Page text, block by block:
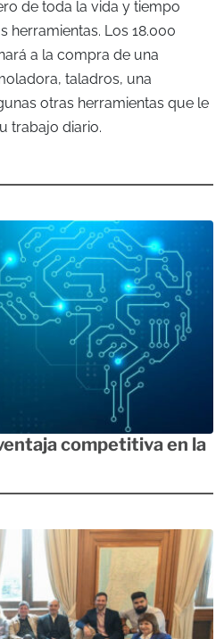
de toda la vida y tiempo
herramientas. Los 18.000
a la compra de una
taladros, una
otras herramientas que le
trabajo diario.
competitiva en la